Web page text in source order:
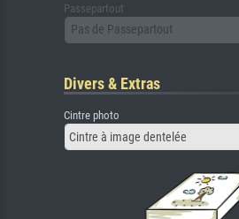
Passepartout
Pas de Passepartout
Divers & Extras
Cintre photo
Cintre à image dentelée